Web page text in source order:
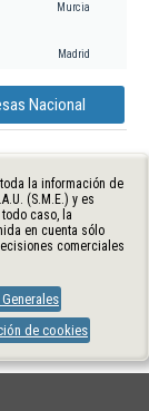
Murcia
Madrid
Nacional
la información de
(S.M.E.) y es
todo caso, la
en cuenta sólo
comerciales
de cookies